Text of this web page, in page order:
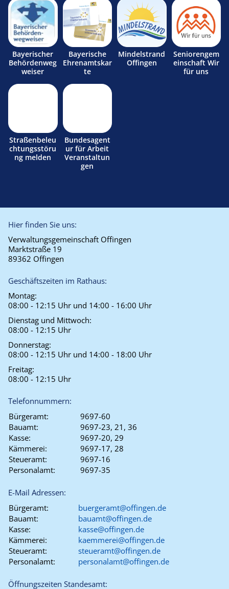
Bayerischer
Behördenweg
weiser
Bayerische
Ehrenamtskar
te
Mindelstrand
Offingen
Seniorengem
einschaft Wir
für uns
Straßenbeleu
chtungsstöru
ng melden
Bundesagent
ur für Arbeit
Veranstaltun
gen
Hier finden Sie uns:
Verwaltungsgemeinschaft Offingen
Marktstraße 19
89362 Offingen
Geschäftszeiten im Rathaus:
Montag:
08:00 - 12:15 Uhr und 14:00 - 16:00 Uhr
Dienstag und Mittwoch:
08:00 - 12:15 Uhr
Donnerstag:
08:00 - 12:15 Uhr und 14:00 - 18:00 Uhr
Freitag:
08:00 - 12:15 Uhr
Telefonnummern:
Bürgeramt:
9697-60
Bauamt:
9697-23, 21, 36
Kasse:
9697-20, 29
Kämmerei:
9697-17, 28
Steueramt:
9697-16
Personalamt:
9697-35
E-Mail Adressen:
Bürgeramt:
buergeramt@offingen.de
Bauamt:
bauamt@offingen.de
Kasse:
kasse@offingen.de
Kämmerei:
kaemmerei@offingen.de
Steueramt:
steueramt@offingen.de
Personalamt:
personalamt@offingen.de
Öffnungszeiten Standesamt: